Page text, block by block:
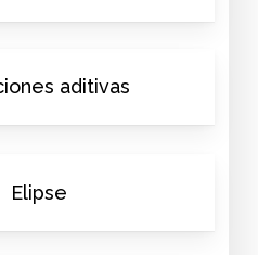
aditivas
Elipse